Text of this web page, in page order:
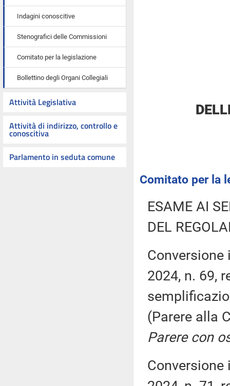
Indagini conoscitive
Stenografici delle Commissioni
Comitato per la legislazione
Bollettino degli Organi Collegiali
Attività Legislativa
Attività di indirizzo, controllo e
conoscitiva
Parlamento in seduta comune
Comitato per la
ESAME AI
DEL
Conversione
2024, n. 69,
(Parere alla
Parere con
Conversione